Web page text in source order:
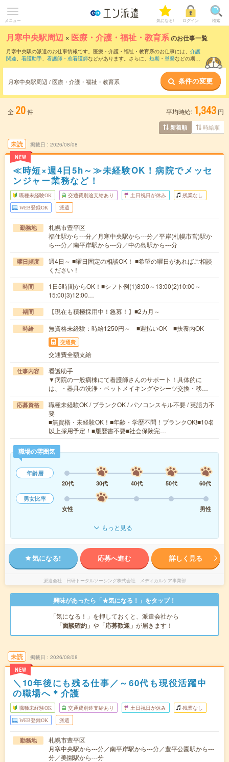
メニュー 気になる! ログイン 検索
月寒中央駅周辺 × 医療・介護・福祉・教育系のお仕事一覧
月寒中央駅の派遣のお仕事情報です。医療・介護・福祉・教育系のお仕事には、 介護
関連、 看護助手、 看護師・准看護師などがあります。さらに、 短期 ・ 単発などの期間
月寒中央駅周辺 / 医療・介護・福祉・教育系 条件の変更
全 20件 平均時給: 1,343 円
新着順 時給順
未読
NEW
掲載日 2026/08/08
≪時短×週4日5h～≫未経験OK！病院でメッセ
ンジャー業務など！
職種未経験OK 交通費別途支給あり 土日祝日が休み 残業なし
WEB登録OK 派遣
勤務地
札幌市豊平区
福住駅から---分／月寒中央駅から---分／平岸(札幌市営)駅か
ら---分／南平岸駅から---分／中の島駅から---分
曜日頻度
週4日～ ■曜日固定の相談OK！ ■希望の曜日があればご相談
ください！
時間
1日5時間からOK！■シフト例(1)8:00～13:00(2)10:00～
15:00(3)12:00…
期間 【現在も積極採用中！急募！】■2カ月～
時給 無資格未経験：時給1250円～ ■週払いOK ■扶養内OK
交通費
交通費全額支給
仕事内容
看護助手
▼病院の一般病棟にて看護師さんのサポート！具体的に
は、・器具の洗浄・ベットメイキングやシーツ交換・移…
応募資格
職種未経験OK / ブランクOK / パソコンスキル不要 / 英語力不
要
■無資格・未経験OK！■年齢・学歴不問！ブランクOK!■10名
以上採用予定！■履歴書不要■社会保険完…
職場の雰囲気
年齢層
20代
30代 40代 50代
60代
男女比率
女性
男性
もっと見る
気になる! 応募へ進む 詳しく見る
派遣会社 日研トータルソーシング株式会社 メディカルケア事業部
興味があったら「★気になる！」をタップ！
「気になる！」を押しておくと、派遣会社から
「面談確約」 や 「応募歓迎」 が届きます！
未読
NEW
掲載日 2026/08/08
＼10年後にも残る仕事／～60代も現役活躍中
の職場へ＊介護
職種未経験OK 交通費別途支給あり 土日祝日が休み 残業なし
WEB登録OK 派遣
勤務地
札幌市豊平区
月寒中央駅から---分／南平岸駅から---分／豊平公園駅から---
分／美園駅から---分